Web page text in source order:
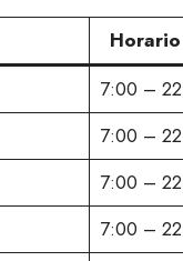
7:00 –
7:00 –
7:00 –
7:00 –